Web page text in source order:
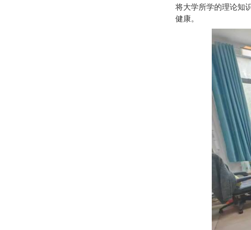
将大学所学的理论知
健康。